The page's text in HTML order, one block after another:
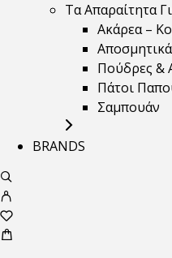
Τα Απαραίτητα
Ακάρεα –
Αποσμητικά
Πούδρες &
Πάτοι
Σαμπουάν
BRANDS